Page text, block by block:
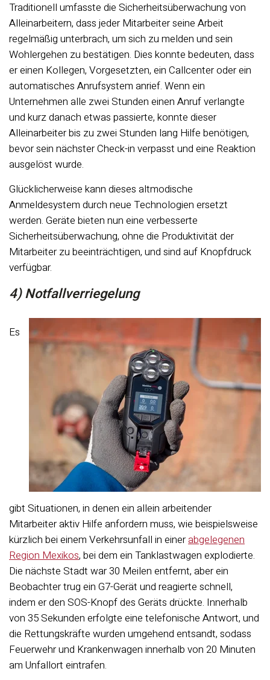
Traditionell umfasste die Sicherheitsüberwachung von
Alleinarbeitern, dass jeder Mitarbeiter seine Arbeit
regelmäßig unterbrach, um sich zu melden und sein
Wohlergehen zu bestätigen. Dies konnte bedeuten, dass
er einen Kollegen, Vorgesetzten, ein Callcenter oder ein
automatisches Anrufsystem anrief. Wenn ein
Unternehmen alle zwei Stunden einen Anruf verlangte
und kurz danach etwas passierte, konnte dieser
Alleinarbeiter bis zu zwei Stunden lang Hilfe benötigen,
bevor sein nächster Check-in verpasst und eine Reaktion
ausgelöst wurde.
Glücklicherweise kann dieses altmodische
Anmeldesystem durch neue Technologien ersetzt
werden. Geräte bieten nun eine verbesserte
Sicherheitsüberwachung, ohne die Produktivität der
Mitarbeiter zu beeinträchtigen, und sind auf Knopfdruck
verfügbar.
4) Notfallverriegelung
Es
gibt Situationen, in denen ein allein arbeitender
Mitarbeiter aktiv Hilfe anfordern muss, wie beispielsweise
kürzlich bei einem Verkehrsunfall in einerabgelegenen
Region Mexikos, bei dem ein Tanklastwagen explodierte.
Die nächste Stadt war 30 Meilen entfernt, aber ein
Beobachter trug ein G7-Gerät und reagierte schnell,
indem er den SOS-Knopf des Geräts drückte. Innerhalb
von 35 Sekunden erfolgte eine telefonische Antwort, und
die Rettungskräfte wurden umgehend entsandt, sodass
Feuerwehr und Krankenwagen innerhalb von 20 Minuten
am Unfallort eintrafen.